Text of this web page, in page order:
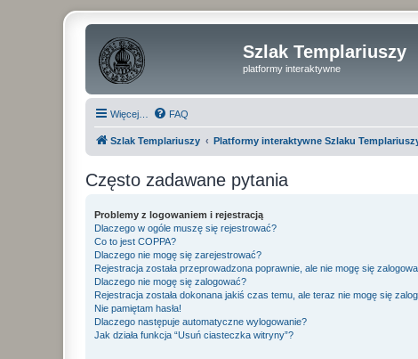
Szlak Templariuszy
platformy interaktywne
Więcej… FAQ
Szlak Templariuszy Platformy interaktywne Szlaku
Często zadawane pytania
Problemy z logowaniem i rejestracją
Dlaczego w ogóle muszę się rejestrować?
Co to jest COPPA?
Dlaczego nie mogę się zarejestrować?
Rejestracja została przeprowadzona poprawnie, ale nie mogę się
Dlaczego nie mogę się zalogować?
Rejestracja została dokonana jakiś czas temu, ale teraz nie mogę się
Nie pamiętam hasła!
Dlaczego następuje automatyczne wylogowanie?
Jak działa funkcja “Usuń ciasteczka witryny”?